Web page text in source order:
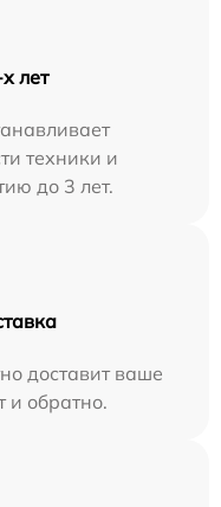
лет
техники и
до 3 лет.
доставит ваше
и обратно.